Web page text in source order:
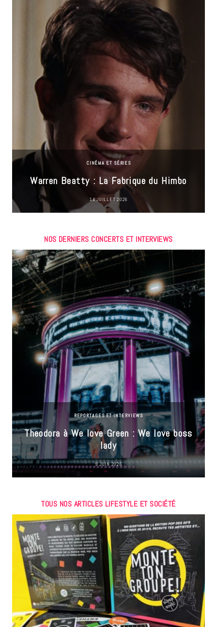
CINÉMA ET SÉRIES
Warren Beatty : La Fabrique du Himbo
14 JUILLET 2026
NOS DERNIERS CONCERTS ET INTERVIEWS
REPORTAGES ET INTERVIEWS
Theodora à We love Green : We love boss
lady
9 JUIN 2026
TOUS NOS ARTICLES LIFESTYLE ET SOCIÉTÉ